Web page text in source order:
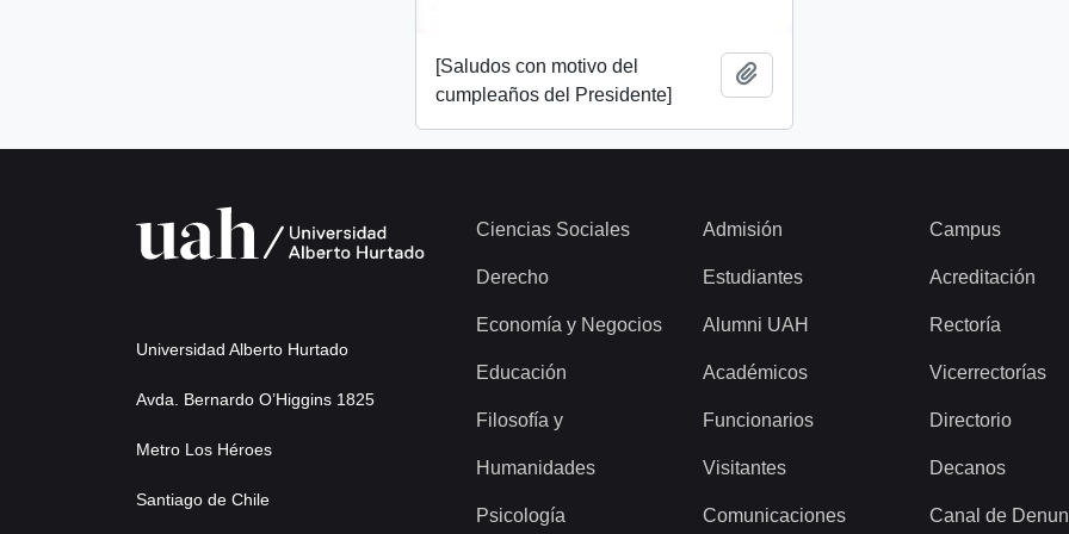
[Saludos con motivo del
cumpleaños del Presidente]
Universidad Alberto Hurtado
Avda. Bernardo O’Higgins 1825
Metro Los Héroes
Santiago de Chile
Ciencias Sociales
Derecho
Economía y Negocios
Educación
Filosofía y
Humanidades
Psicología
Admisión
Estudiantes
Alumni UAH
Académicos
Funcionarios
Visitantes
Comunicaciones
Campus
Acreditación
Rectoría
Vicerrectorías
Directorio
Decanos
Canal de